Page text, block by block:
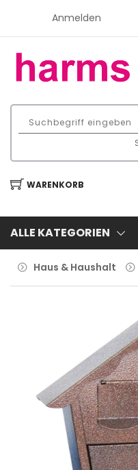
Anmelden
WARENKORB
ALLE KATEGORIEN
Haus & Haushalt